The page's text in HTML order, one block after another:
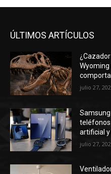
ÚLTIMOS ARTÍCULOS
Wyoming
julio 27,
teléfonos
artificial
julio 27,